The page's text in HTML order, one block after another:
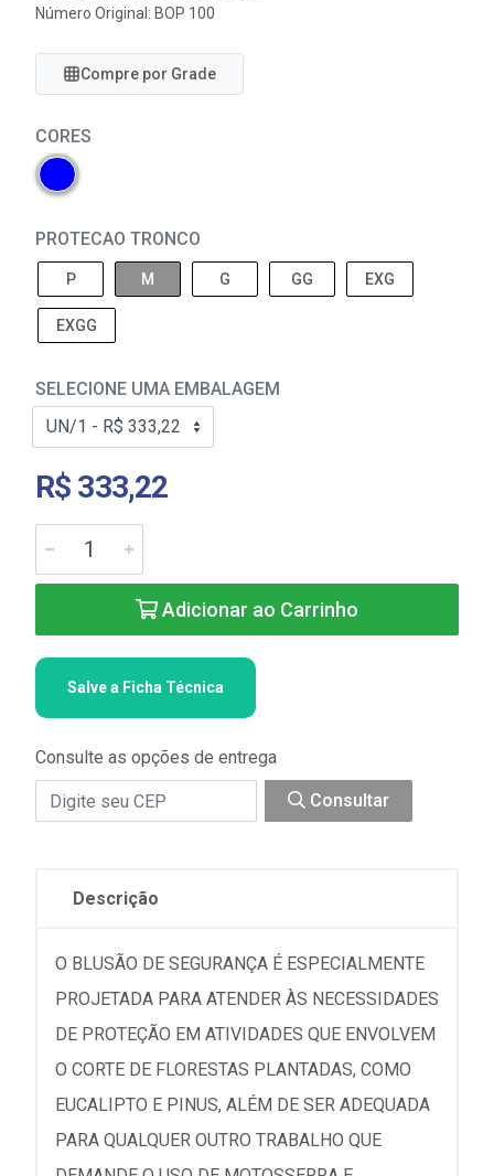
Número Original: BOP 100
Compre por Grade
CORES
PROTECAO TRONCO
P M G GG EXG
EXGG
SELECIONE UMA EMBALAGEM
R$ 333,22
Adicionar ao Carrinho
Salve a Ficha Técnica
Consulte as opções de entrega
Consultar
Descrição
O BLUSÃO DE SEGURANÇA É ESPECIALMENTE
PROJETADA PARA ATENDER ÀS NECESSIDADES
DE PROTEÇÃO EM ATIVIDADES QUE ENVOLVEM
O CORTE DE FLORESTAS PLANTADAS, COMO
EUCALIPTO E PINUS, ALÉM DE SER ADEQUADA
PARA QUALQUER OUTRO TRABALHO QUE